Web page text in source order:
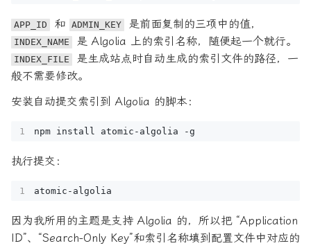
APP_ID 和 ADMIN_KEY 是前面复制的三项中的值，
INDEX_NAME 是 Algolia 上的索引名称，随便起一个就行。
INDEX_FILE
是生成站点时自动生成的索引文件的路径，一
般不需要修改。
安装自动提交索引到 Algolia 的脚本：
执行提交：
因为我所用的主题是支持 Algolia 的，所以把 “Application
ID”、“Search-Only Key”和索引名称填到配置文件中对应的